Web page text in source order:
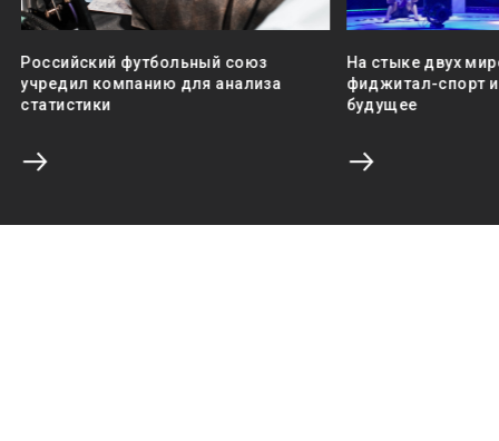
Российский футбольный союз
учредил компанию для анализа
статистики
На стыке двух
фиджитал-спорт
будущее